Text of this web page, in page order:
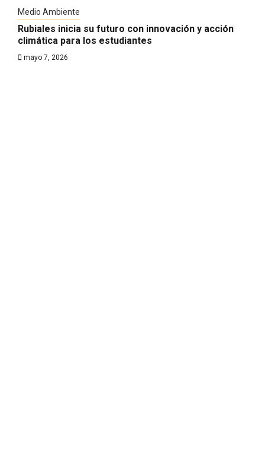
Medio Ambiente
Rubiales inicia su futuro con innovación y acción
climática para los estudiantes
mayo 7, 2026